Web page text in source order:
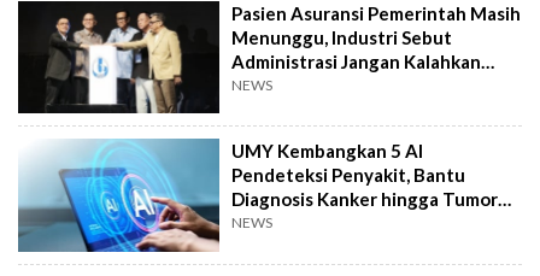
Pasien Asuransi Pemerintah Masih
Menunggu, Industri Sebut
Administrasi Jangan Kalahkan
Kemanusiaan
NEWS
UMY Kembangkan 5 AI
Pendeteksi Penyakit, Bantu
Diagnosis Kanker hingga Tumor
Otak Lebih Cepat
NEWS